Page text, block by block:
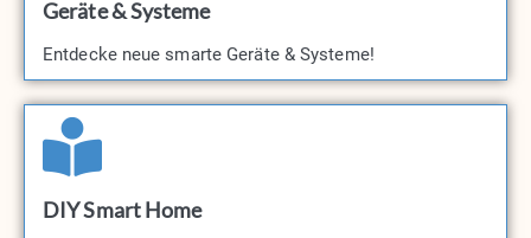
Geräte & Systeme
Entdecke neue smarte Geräte & Systeme!​
DIY Smart Home